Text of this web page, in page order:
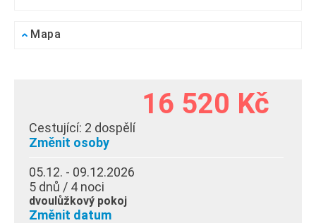
Mapa
16 520 Kč
Cestující: 2 dospělí
Změnit osoby
05.12. - 09.12.2026
5 dnů / 4 noci
dvoulůžkový pokoj
Změnit datum